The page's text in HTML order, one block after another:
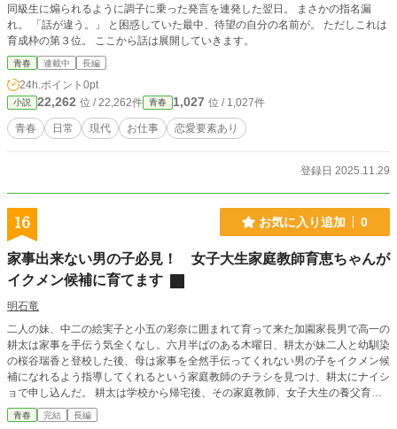
同級生に煽られるように調子に乗った発言を連発した翌日。 まさかの指名漏
れ。 「話が違う。」 と困惑していた最中、待望の自分の名前が。 ただしこれは
育成枠の第３位。 ここから話は展開していきます。
青春 連載中 長編
24h.ポイント 0pt
小説 22,262 位 / 22,262件 青春 1,027 位 / 1,027件
青春 日常 現代 お仕事 恋愛要素あり
登録日 2025.11.29
16 お気に入り追加 0
家事出来ない男の子必見！ 女子大生家庭教師育恵ちゃんが
イクメン候補に育てます
明石竜
二人の妹、中二の絵実子と小五の彩奈に囲まれて育って来た加園家長男で高一の
耕太は家事を手伝う気全くなし。六月半ばのある木曜日、耕太が妹二人と幼馴染
の桜谷瑞香と登校した後、母は家事を全然手伝ってくれない男の子をイクメン候
補になれるよう指導してくれるという家庭教師のチラシを見つけ、耕太にナイシ
ョで申し込んだ。 耕太は学校から帰宅後、その家庭教師、女子大生の養父育恵
とトイレでご対面。日曜日まで泊り込みで耕太に家事指導をすると伝えられ……
青春 完結 長編